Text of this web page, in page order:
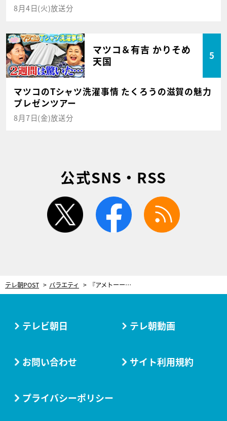
8月4日(火)放送分
マツコ＆有吉 かりそめ
天国
5
マツコのTシャツ洗濯事情 たくろうの滋賀の魅力
プレゼンツアー
8月7日(金)放送分
公式SNS・RSS
twitter facebook
テレ朝POST バラエティ 『アメトーーク！』に若手有望株が7組登場！陣内智則も驚く“スゴすぎる家系”の持ち主も
テレビ朝日 テレ朝動画
お問い合わせ サイト利用規約
プライバシーポリシー